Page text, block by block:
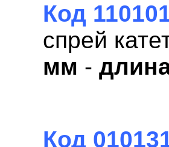
Код
спрей
мм -
Код